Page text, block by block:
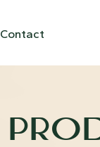
Contact